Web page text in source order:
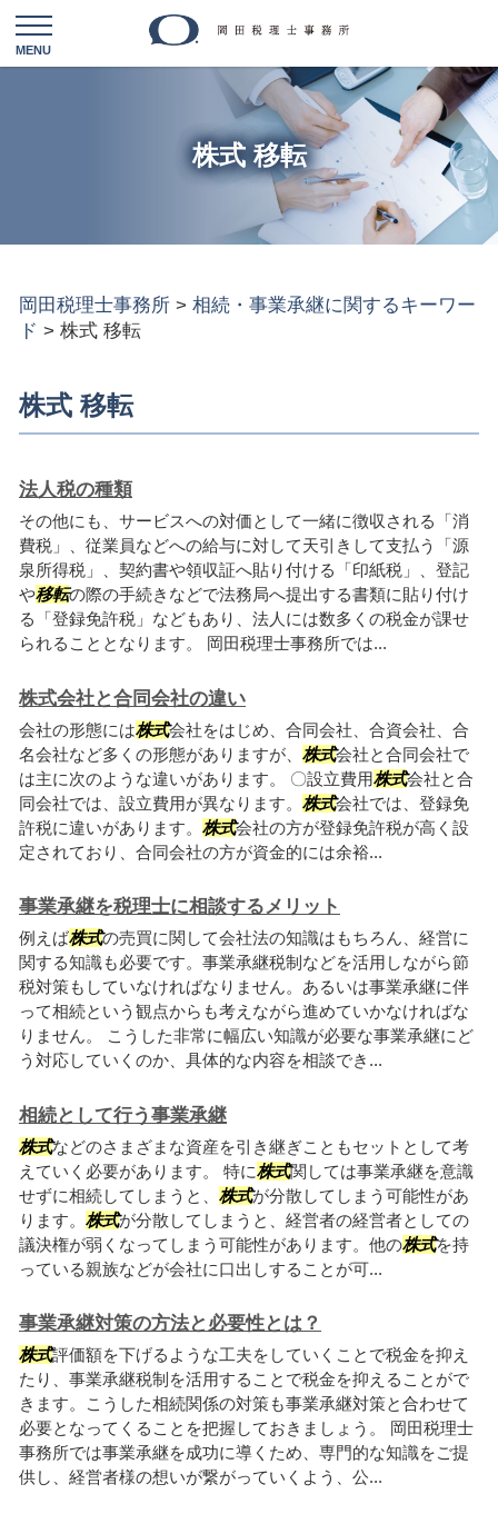
株式 移転
岡田税理士事務所 > 相続・事業承継に関するキーワー
ド > 株式 移転
株式 移転
法人税の種類
その他にも、サービスへの対価として一緒に徴収される「消
費税」、従業員などへの給与に対して天引きして支払う「源
泉所得税」、契約書や領収証へ貼り付ける「印紙税」、登記
や移転の際の手続きなどで法務局へ提出する書類に貼り付け
る「登録免許税」などもあり、法人には数多くの税金が課せ
られることとなります。 岡田税理士事務所では...
株式会社と合同会社の違い
会社の形態には株式会社をはじめ、合同会社、合資会社、合
名会社など多くの形態がありますが、 株式会社と合同会社で
は主に次のような違いがあります。 〇設立費用株式会社と合
同会社では、設立費用が異なります。 株式会社では、登録免
許税に違いがあります。 株式会社の方が登録免許税が高く設
定されており、合同会社の方が資金的には余裕...
事業承継を税理士に相談するメリット
例えば株式の売買に関して会社法の知識はもちろん、経営に
関する知識も必要です。事業承継税制などを活用しながら節
税対策もしていなければなりません。あるいは事業承継に伴
って相続という観点からも考えながら進めていかなければな
りません。 こうした非常に幅広い知識が必要な事業承継にど
う対応していくのか、具体的な内容を相談でき...
相続として行う事業承継
株式などのさまざまな資産を引き継ぎこともセットとして考
えていく必要があります。 特に株式関しては事業承継を意識
せずに相続してしまうと、 株式が分散してしまう可能性があ
ります。 株式が分散してしまうと、経営者の経営者としての
議決権が弱くなってしまう可能性があります。他の株式を持
っている親族などが会社に口出しすることが可...
事業承継対策の方法と必要性とは？
株式評価額を下げるような工夫をしていくことで税金を抑え
たり、事業承継税制を活用することで税金を抑えることがで
きます。こうした相続関係の対策も事業承継対策と合わせて
必要となってくることを把握しておきましょう。 岡田税理士
事務所では事業承継を成功に導くため、専門的な知識をご提
供し、経営者様の想いが繋がっていくよう、公...